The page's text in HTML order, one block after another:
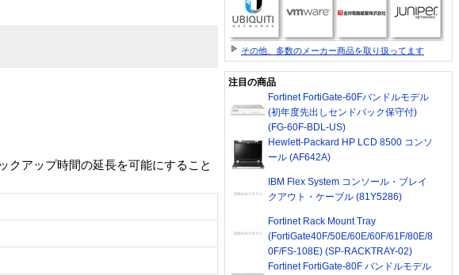
クアップ時間の延長を可能にすること
その他、多数のメーカー商品を取り扱ってます
注目の商品
Fortinet FortiGate-60Fバンドルモデル
(初年度先出しセンドバック保守付)
(FG-60F-BDL-US)
Hewlett-Packard HP LCD 8500 コンソ
ール (AF642A)
IBM Flex System コンソール・ブレイ
クアウト・ケーブル (81Y5286)
Fortinet Rack Mount Tray
(FortiGate40F/50E/60E/60F/61F/80E/8
0F/FS-108E) (SP-RACKTRAY-02)
Fortinet FortiGate-80F バンドルモデル